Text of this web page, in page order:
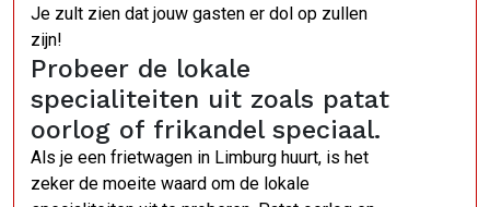
Je zult zien dat jouw gasten er dol op zullen
zijn!
Probeer de lokale
specialiteiten uit zoals patat
oorlog of frikandel speciaal.
Als je een frietwagen in Limburg huurt, is het
zeker de moeite waard om de lokale